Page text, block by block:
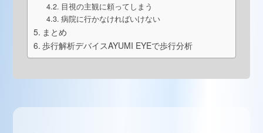
目視の主観に頼ってしまう
病院に行かなければいけない
まとめ
歩行解析デバイスAYUMI EYEで歩行分析